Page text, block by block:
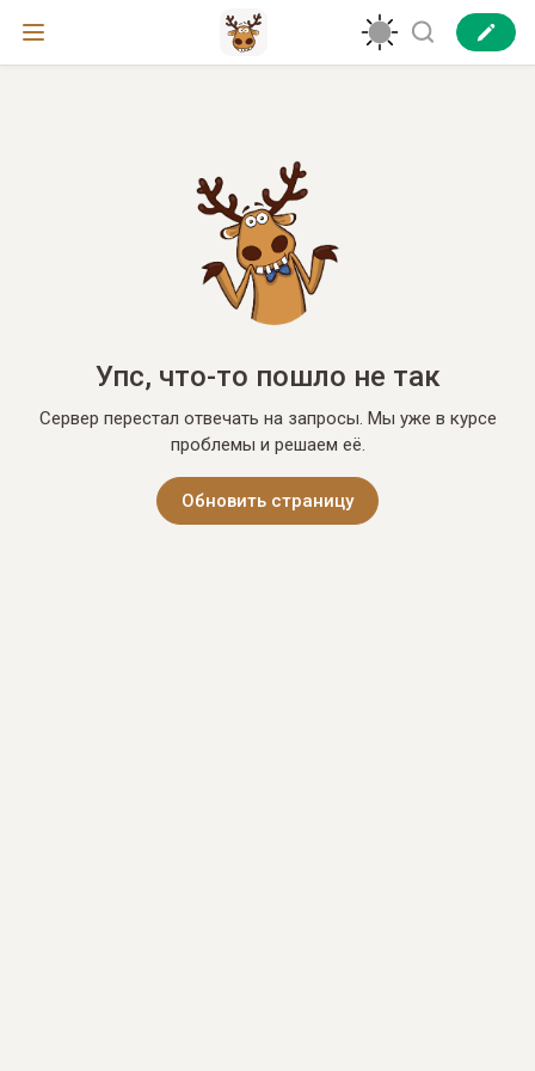
Упс, что-то пошло не так
Сервер перестал отвечать на запросы. Мы уже в курсе
проблемы и решаем её.
Обновить страницу